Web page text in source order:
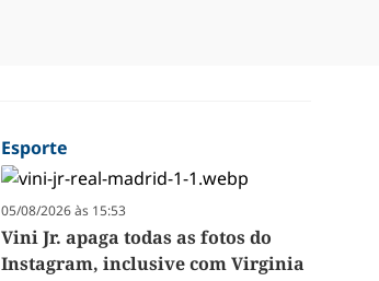
Esporte
05/08/2026 às 15:53
Vini Jr. apaga todas as fotos do
Instagram, inclusive com Virginia